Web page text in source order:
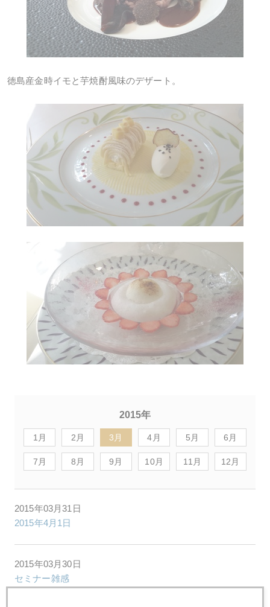
徳島産金時イモと芋焼酎風味のデザート。
2015年
1月 2月 3月 4月 5月 6月
7月 8月 9月 10月 11月 12月
2015年03月31日
2015年4月1日
2015年03月30日
セミナー雑感